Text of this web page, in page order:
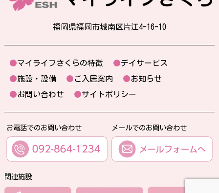
福岡県福岡市城南区片江4-16-10
●マイライフさくらの特徴 ●デイサービス
●施設・設備 ●ご入居案内 ●お知らせ
●お問い合わせ ●サイトポリシー
お電話でのお問い合わせ メールでのお問い合わせ
関連施設